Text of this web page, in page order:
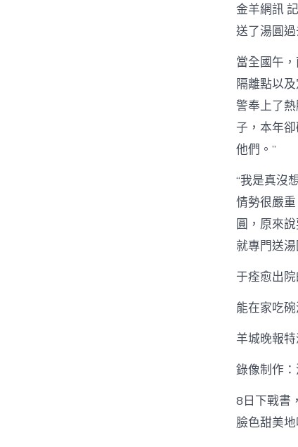
金羊網訊
送了湯圓
當全國午
隔離點以
警奉上了
子，本年
他們。”
“我是真沒
情勢很嚴
圓，原來
就專門送湯
于痊愈出
能在家吃
羊城晚報
錄像制作
8日下戰書
臉色甜美